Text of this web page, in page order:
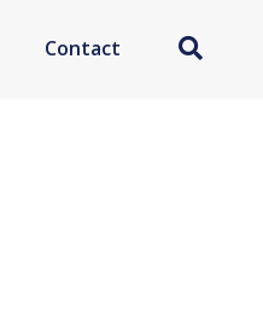
Contact